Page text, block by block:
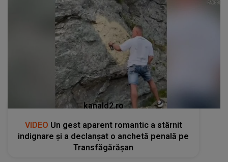
kanald2.ro
VIDEO Un gest aparent romantic a stârnit
indignare și a declanșat o anchetă penală pe
Transfăgărășan